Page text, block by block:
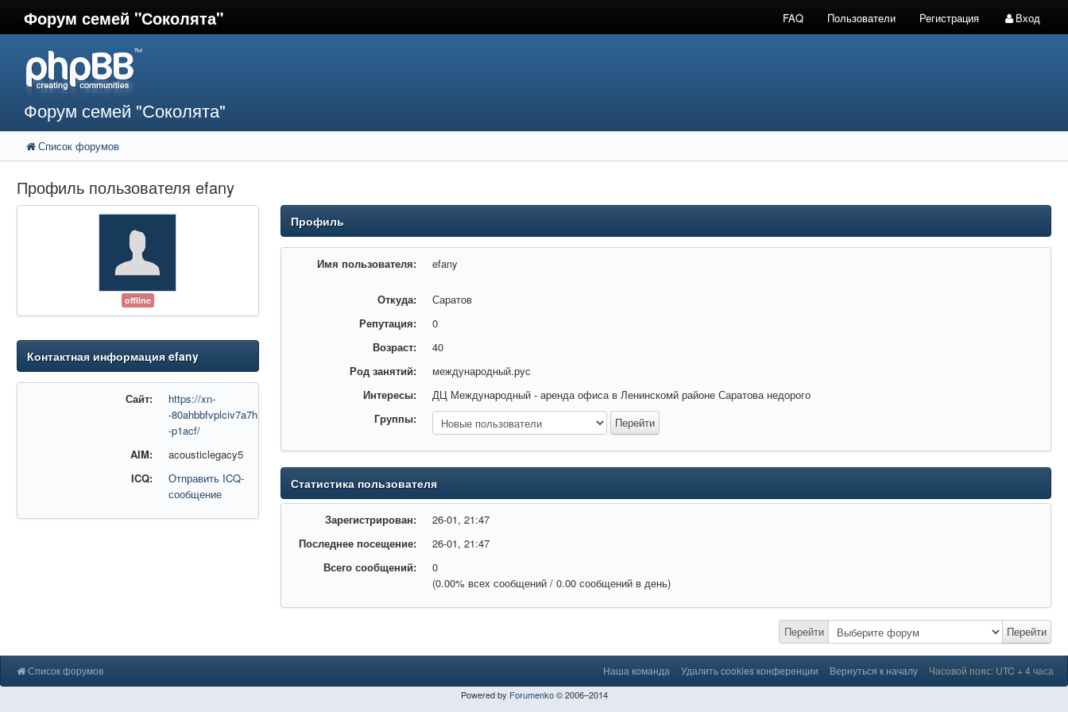
Форум семей "Соколята" FAQ Пользователи Регистрация Вход
Форум семей "Соколята"
Список форумов
Профиль пользователя efany
offline
Контактная информация efany
Сайт:
https://xn-
-80ahbbfvplciv7a7h.xn-
-p1acf/
AIM:
acousticlegacy5
ICQ:
Отправить ICQ-
сообщение
Профиль
Имя пользователя: efany
Откуда:
Саратов
Репутация:
0
Возраст:
40
Род занятий:
международный.рус
Интересы:
ДЦ Международный - аренда офиса в Ленинскомй районе Саратова недорого
Группы:
Статистика пользователя
Зарегистрирован:
26-01, 21:47
Последнее посещение:
26-01, 21:47
Всего сообщений:
0
(0.00% всех сообщений / 0.00 сообщений в день)
Перейти Перейти
Список форумов Наша команда Удалить cookies конференции Вернуться к началу Часовой пояс: UTC + 4 часа
Powered by Forumenko© 2006–2014